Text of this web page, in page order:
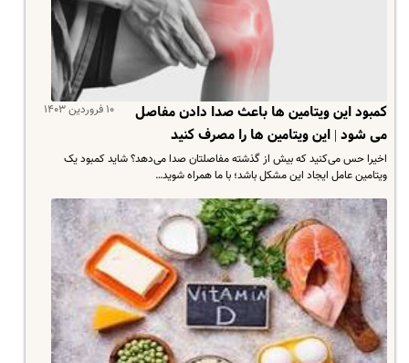
۱۰ فروردین ۱۴۰۳
کمبود این ویتامین ها باعث صدا دادن مفاصل
می شود | این ویتامین ها را مصرف کنید
اخیرا حس می‌کنید که بیش از گذشته مفاصلتان صدا می‌دهد؟ شاید کمبود یک
ویتامین عامل ایجاد این مشکل باشد؛ با ما همراه شوید…